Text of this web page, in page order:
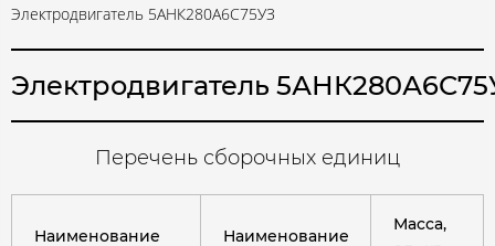
Электродвигатель 5АНК280А6С75УЗ
Электродвигатель
Перечень сборочных единиц
Наименование Наименование
Масса,